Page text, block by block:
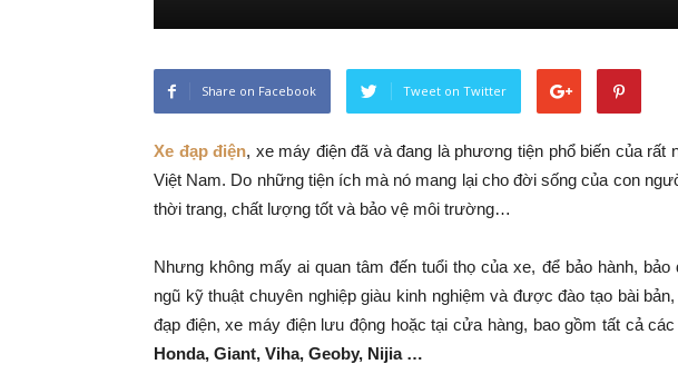
Share on Facebook Tweet on Twitter
Xe đạp điện, xe máy điện đã và đang là phương tiện phổ biến của rất
Việt Nam. Do những tiện ích mà nó mang lại cho đời sống của con
thời trang, chất lượng tốt và bảo vệ môi trường…
Nhưng không mấy ai quan tâm đến tuổi thọ của xe, để bảo hành,
ngũ kỹ thuật chuyên nghiệp giàu kinh nghiệm và được đào tạo bài
đạp điện, xe máy điện lưu động hoặc tại cửa hàng, bao gồm tất cả
Honda, Giant, Viha, Geoby, Nijia …